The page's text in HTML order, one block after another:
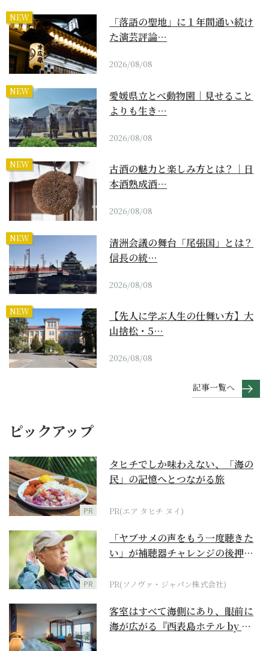
NEW
「落語の聖地」に１年間通い続け
た演芸評論…
2026/08/08
NEW
愛媛県立とべ動物園｜見せること
よりも生き…
2026/08/08
NEW
古酒の魅力と楽しみ方とは？｜日
本酒熟成酒…
2026/08/08
NEW
清洲会議の舞台「尾張国」とは？
信長の統…
2026/08/08
NEW
【先人に学ぶ人生の仕舞い方】大
山捨松・5…
2026/08/08
記事一覧へ
ピックアップ
PR
タヒチでしか味わえない、「海の
民」の記憶へとつながる旅
PR(エア タヒチ ヌイ)
PR
「ヤブサメの声をもう一度聴きた
い」が補聴器チャレンジの後押し
PR(ソノヴァ・ジャパン株式会社)
客室はすべて海側にあり、眼前に
海が広がる『西表島ホテル by 星